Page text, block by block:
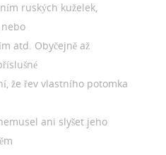
ruských kuželek,
atd. Obyčejně až
že řev vlastního potomka
ani slyšet jeho